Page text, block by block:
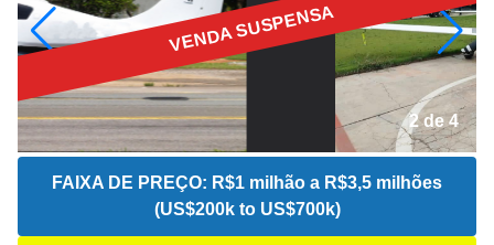
VENDA SUSPENSA
2 de 4
FAIXA DE PREÇO: R$1 milhão a R$3,5 milhões
(US$200k to US$700k)